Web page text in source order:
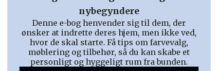
nybegyndere
Denne e-bog henvender sig til dem, der
ønsker at indrette deres hjem, men ikke ved,
hvor de skal starte. Få tips om farvevalg,
møblering og tilbehør, så du kan skabe et
personligt og hyggeligt rum fra bunden.